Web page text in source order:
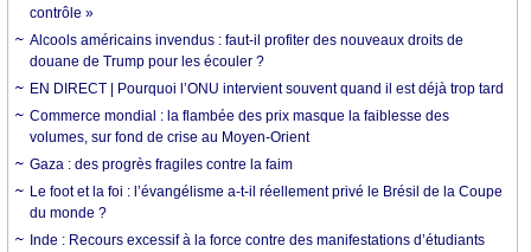
contrôle »
Alcools américains invendus : faut-il profiter des nouveaux droits de
douane de Trump pour les écouler ?
EN DIRECT | Pourquoi l’ONU intervient souvent quand il est déjà trop tard
Commerce mondial : la flambée des prix masque la faiblesse des
volumes, sur fond de crise au Moyen-Orient
Gaza : des progrès fragiles contre la faim
Le foot et la foi : l’évangélisme a-t-il réellement privé le Brésil de la Coupe
du monde ?
Inde : Recours excessif à la force contre des manifestations d’étudiants